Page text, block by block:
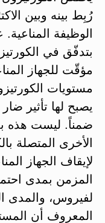
رُبِط بينه وبين
الوظيفة
بتدفّق في
مؤقّت للجهاز
مستويات
يصبح لها تأثير
ضمناً. ليست هذه
الأخرى المتصلة
لإيقاف الجهاز
المزمن بمدى
لفيروس، والمدى
المعروف أن